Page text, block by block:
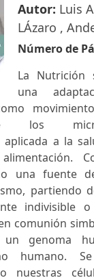
Autor: Luis
LÁzaro ,
Número de
La Nutrición
una
los
aplicada a la
una fuente
partiendo
indivisible
comunión
genoma
humano.
nuestras